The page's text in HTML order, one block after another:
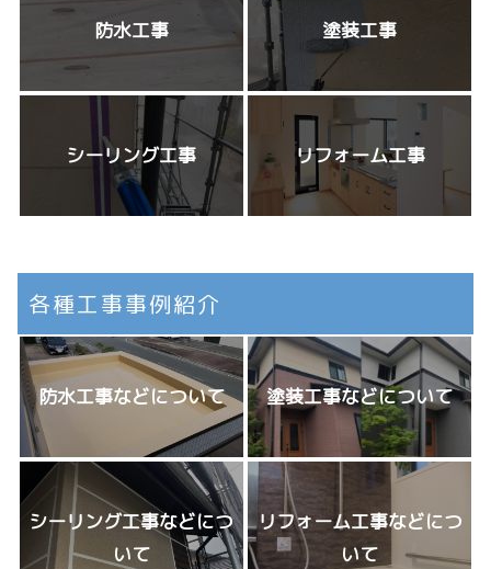
防水工事 塗装工事
シーリング工事 リフォーム工事
各種工事事例紹介
防水工事などについて 塗装工事などについて
シーリング工事などにつ
いて
リフォーム工事などにつ
いて